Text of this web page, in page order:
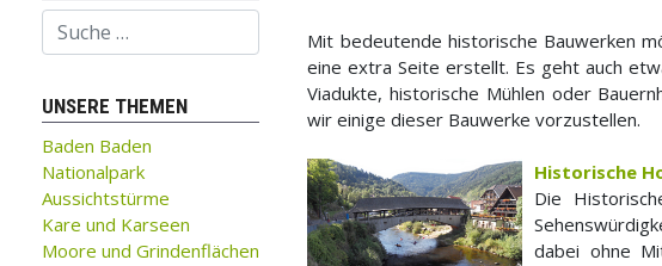
Suchen
UNSERE THEMEN
Baden Baden
Nationalpark
Aussichtstürme
Kare und Karseen
Moore und Grindenflächen
Mit bedeutende historische Bauwerken
eine extra Seite erstellt. Es geht auch
Viadukte, historische Mühlen oder
wir einige dieser Bauwerke vorzustellen.
Historische
Die
dabei ohne